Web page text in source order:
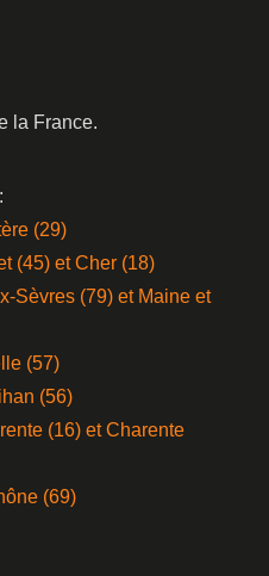
la France.
(29)
(45) et Cher (18)
Sèvres (79) et Maine et
(57)
(56)
(16) et Charente
(69)